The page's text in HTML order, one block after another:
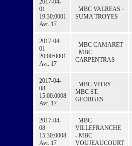
2017-04-
01
19:30:0001
Avr. 17
MBC VALREAS -
SUMA TROYES
2017-04-
01
20:00:0001
Avr. 17
MBC CAMARET
- MBC
CARPENTRAS
2017-04-
08
15:00:0008
Avr. 17
MBC VITRY -
MBC ST.
GEORGES
2017-04-
08
15:30:0008
Avr. 17
MBC
VILLEFRANCHE
- MBC
VOUJEAUCOURT